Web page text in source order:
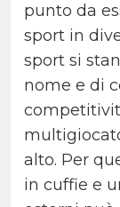
punto da
sport in
sport si
nome e di
alto. Per
in cuffie e